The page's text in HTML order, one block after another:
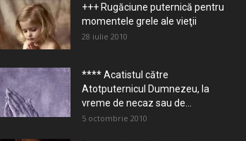
+++ Rugăciune puternică pentru
momentele grele ale vieţii
28 iulie 2010
**** Acatistul către
Atotputernicul Dumnezeu, la
vreme de necaz sau de...
5 octombrie 2010